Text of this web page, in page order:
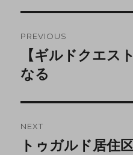
PREVIOUS
【ギルドクエス
なる
NEXT
トゥガルド居住